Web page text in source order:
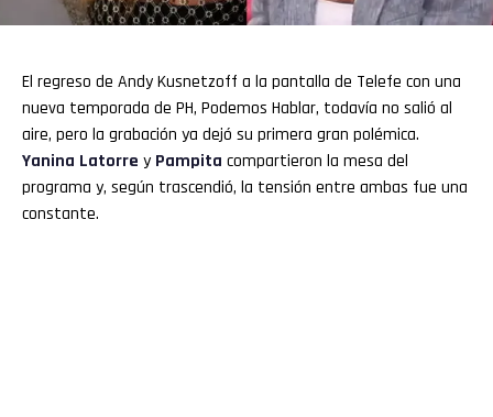
El regreso de Andy Kusnetzoff a la pantalla de Telefe con una
nueva temporada de PH, Podemos Hablar, todavía no salió al
aire, pero la grabación ya dejó su primera gran polémica.
Yanina Latorre y Pampita compartieron la mesa del
programa y, según trascendió, la tensión entre ambas fue una
constante.